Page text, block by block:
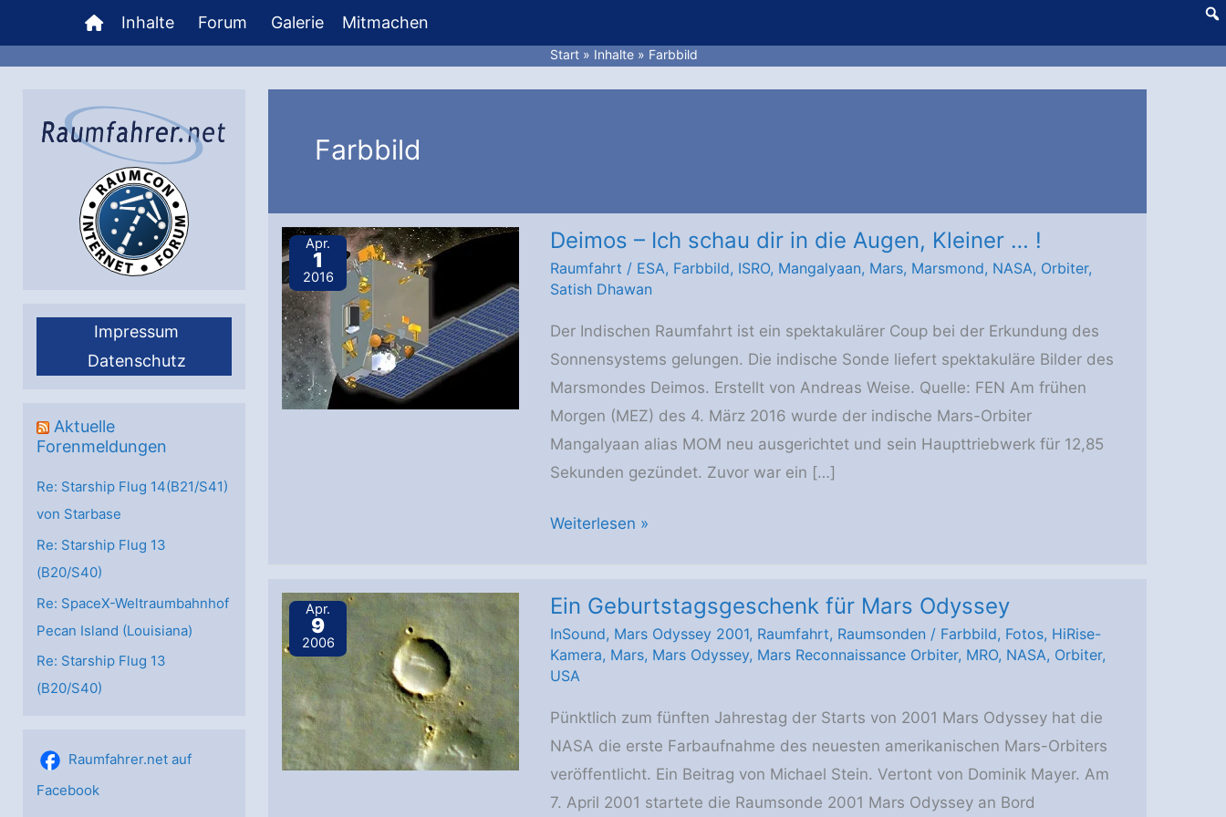
Inhalt
springen
Inhalte Forum Galerie Mitmachen
Start Inhalte Farbbild
Impressum
Datenschutz
Aktuelle
Forenmeldungen
Re: Starship Flug 14(B21/S41)
von Starbase
Re: Starship Flug 13
(B20/S40)
Re: SpaceX-Weltraumbahnhof
Pecan Island (Louisiana)
Re: Starship Flug 13
(B20/S40)
Raumfahrer.net auf
Facebook
Farbbild
Apr.
1
2016
Deimos – Ich schau dir in die Augen, Kleiner … !
Raumfahrt / ESA, Farbbild, ISRO, Mangalyaan, Mars, Marsmond, NASA, Orbiter,
Satish Dhawan
Der Indischen Raumfahrt ist ein spektakulärer Coup bei der Erkundung des
Sonnensystems gelungen. Die indische Sonde liefert spektakuläre Bilder des
Marsmondes Deimos. Erstellt von Andreas Weise. Quelle: FEN Am frühen
Morgen (MEZ) des 4. März 2016 wurde der indische Mars-Orbiter
Mangalyaan alias MOM neu ausgerichtet und sein Haupttriebwerk für 12,85
Sekunden gezündet. Zuvor war ein […]
Deimos
schau
dir
in
Augen,
Kleiner
…
!
Weiterlesen »
Apr.
9
2006
Ein Geburtstagsgeschenk für Mars Odyssey
InSound, Mars Odyssey 2001, Raumfahrt, Raumsonden / Farbbild, Fotos, HiRise-
Kamera, Mars, Mars Odyssey, Mars Reconnaissance Orbiter, MRO, NASA, Orbiter,
USA
Pünktlich zum fünften Jahrestag der Starts von 2001 Mars Odyssey hat die
NASA die erste Farbaufnahme des neuesten amerikanischen Mars-Orbiters
veröffentlicht. Ein Beitrag von Michael Stein. Vertont von Dominik Mayer. Am
7. April 2001 startete die Raumsonde 2001 Mars Odyssey an Bord